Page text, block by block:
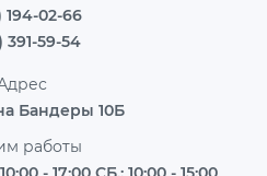
194-02-66
391-59-54
Бандеры 10Б
работы